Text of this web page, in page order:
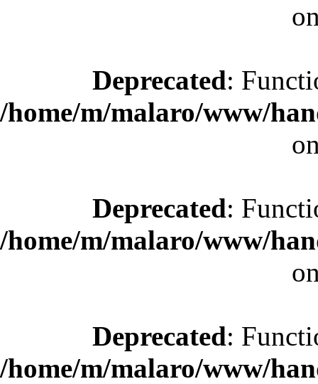
Deprecated:
/home/m/malaro/www/
Deprecated:
/home/m/malaro/www/
Deprecated:
/home/m/malaro/www/